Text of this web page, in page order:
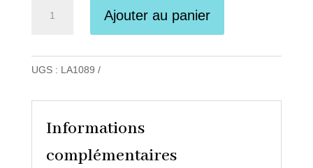
Crealino
Ajouter au panier
UGS : LA1089
Informations
complémentaires